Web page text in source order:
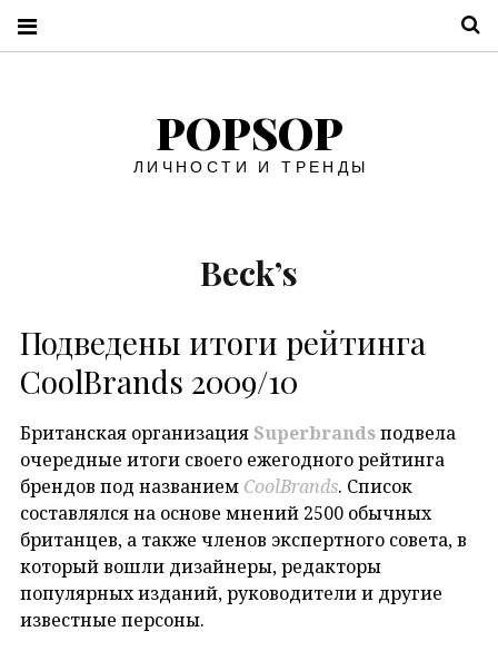
POPSOP
ЛИЧНОСТИ И ТРЕНДЫ
Beck’s
Подведены итоги рейтинга
CoolBrands 2009/10
Британская организацияSuperbrandsподвела
очередные итоги своего ежегодного рейтинга
брендов под названием CoolBrands. Список
составлялся на основе мнений 2500 обычных
британцев, а также членов экспертного совета, в
который вошли дизайнеры, редакторы
популярных изданий, руководители и другие
известные персоны.